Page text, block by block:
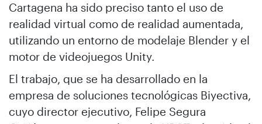
Cartagena ha sido preciso tanto el uso de
realidad virtual como de realidad aumentada,
utilizando un entorno de modelaje Blender y el
motor de videojuegos Unity.
El trabajo, que se ha desarrollado en la
empresa de soluciones tecnológicas Biyectiva,
cuyo director ejecutivo, Felipe Segura